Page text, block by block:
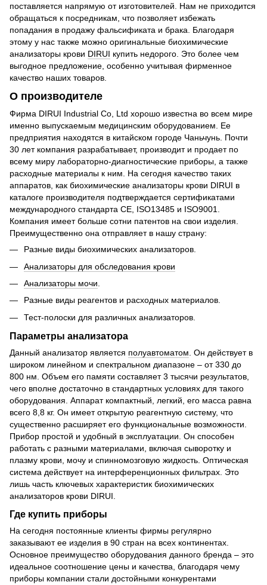
поставляется напрямую от изготовителей. Нам не приходится
обращаться к посредникам, что позволяет избежать
попадания в продажу фальсификата и брака. Благодаря
этому у нас также можно оригинальные биохимические
анализаторы крови DIRUI купить недорого. Это более чем
выгодное предложение, особенно учитывая фирменное
качество наших товаров.
О производителе
Фирма DIRUI Industrial Co, Ltd хорошо известна во всем мире
именно выпускаемым медицинским оборудованием. Ее
предприятия находятся в китайском городе Чаньчунь. Почти
30 лет компания разрабатывает, производит и продает по
всему миру лабораторно-диагностические приборы, а также
расходные материалы к ним. На сегодня качество таких
аппаратов, как биохимические анализаторы крови DIRUI в
каталоге производителя подтверждается сертификатами
международного стандарта CE, ISO13485 и ISO9001.
Компания имеет больше сотни патентов на свои изделия.
Преимущественно она отправляет в нашу страну:
Разные виды биохимических анализаторов.
Анализаторы для обследования крови
Анализаторы мочи
Разные виды реагентов и расходных материалов.
Тест-полоски для различных анализаторов.
Параметры анализатора
Данный анализатор является полуавтоматом . Он действует в
широком линейном и спектральном диапазоне – от 330 до
800 нм. Объем его памяти составляет 3 тысячи результатов,
чего вполне достаточно в стандартных условиях для такого
оборудования. Аппарат компактный, легкий, его масса равна
всего 8,8 кг. Он имеет открытую реагентную систему, что
существенно расширяет его функциональные возможности.
Прибор простой и удобный в эксплуатации. Он способен
работать с разными материалами, включая сыворотку и
плазму крови, мочу и спинномозговую жидкость. Оптическая
система действует на интерференционных фильтрах. Это
лишь часть ключевых характеристик биохимических
анализаторов крови DIRUI.
Где купить приборы
На сегодня постоянные клиенты фирмы регулярно
заказывают ее изделия в 90 стран на всех континентах.
Основное преимущество оборудования данного бренда – это
идеальное соотношение цены и качества, благодаря чему
приборы компании стали достойными конкурентами